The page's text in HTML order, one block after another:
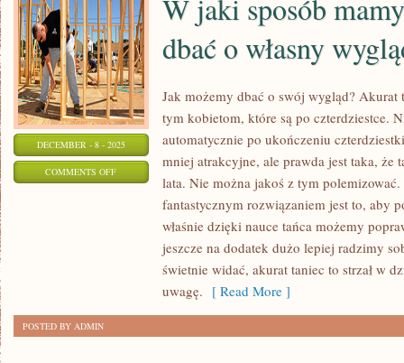
DECEMBER - 8 - 2025
COMMENTS OFFON
W jaki sposób
dbać o własny
Jak możemy dbać o swój wygląd? Akurat
tym kobietom, które są po czterdziestce.
automatycznie po ukończeniu
mniej atrakcyjne, ale prawda jest taka, że
lata. Nie można jakoś z tym
fantastycznym rozwiązaniem jest to, aby
właśnie dzięki nauce tańca możemy
jeszcze na dodatek dużo lepiej radzimy
świetnie widać, akurat taniec to strzał w
uwagę. [ Read More ]
POSTED BY ADMIN